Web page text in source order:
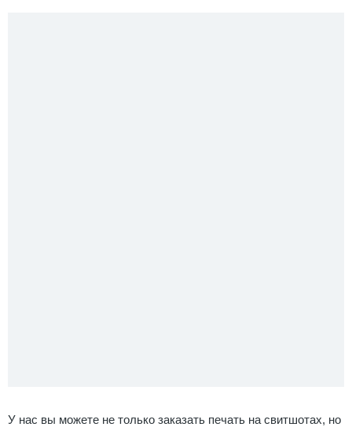
У нас вы можете не только заказать печать на свитшотах, но